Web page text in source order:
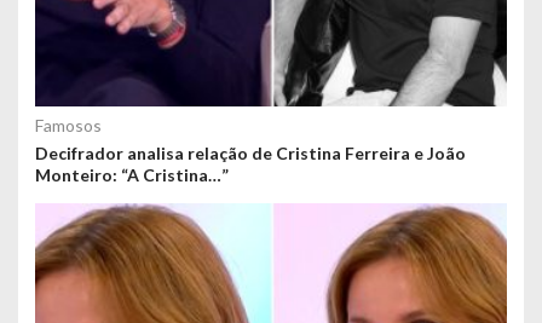
Famosos
Decifrador analisa relação de Cristina Ferreira e João
Monteiro: “A Cristina…”